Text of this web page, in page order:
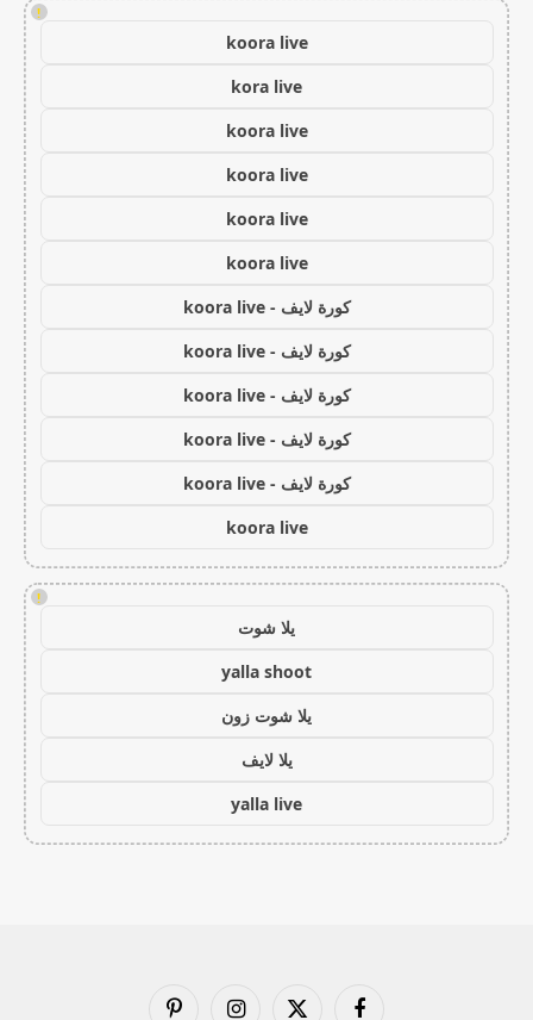
!
koora live
kora live
koora live
koora live
koora live
koora live
كورة لايف - koora live
كورة لايف - koora live
كورة لايف - koora live
كورة لايف - koora live
كورة لايف - koora live
koora live
!
يلا شوت
yalla shoot
يلا شوت زون
يلا لايف
yalla live